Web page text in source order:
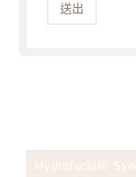
送出
Hydrafacial®